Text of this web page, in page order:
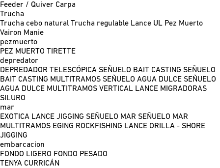
Feeder / Quiver Carpa
Trucha
Trucha cebo natural Trucha regulable Lance UL Pez Muerto
Vairon Manie
pezmuerto
PEZ MUERTO TIRETTE
depredator
DEPREDADOR TELESCÓPICA SEÑUELO BAIT CASTING SEÑUELO
BAIT CASTING MULTITRAMOS SEÑUELO AGUA DULCE SEÑUELO
AGUA DULCE MULTITRAMOS VERTICAL LANCE MIGRADORAS
SILURO
mar
EXOTICA LANCE JIGGING SEÑUELO MAR SEÑUELO MAR
MULTITRAMOS EGING ROCKFISHING LANCE ORILLA - SHORE
JIGGING
embarcacion
FONDO LIGERO FONDO PESADO
TENYA CURRICÁN